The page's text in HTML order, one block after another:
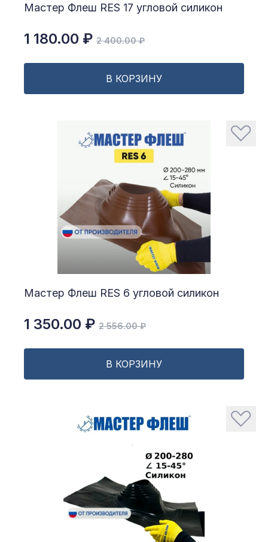
Мастер Флеш RES 17 угловой силикон
1 180.00 ₽ 2 400.00 ₽
В КОРЗИНУ
Мастер Флеш RES 6 угловой силикон
1 350.00 ₽ 2 556.00 ₽
В КОРЗИНУ